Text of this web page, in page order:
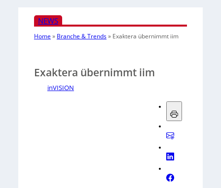
NEWS
Home » Branche & Trends» Exaktera übernimmt iim
Exaktera übernimmt iim
inVISION